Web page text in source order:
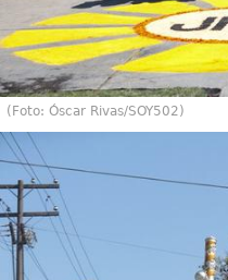
(Foto: Óscar Rivas/SOY502)